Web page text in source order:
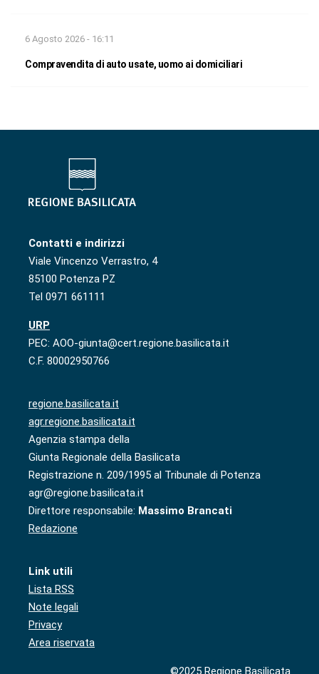
6 Agosto 2026 - 16:11
Compravendita di auto usate, uomo ai domiciliari
Contatti e indirizzi
Viale Vincenzo Verrastro, 4
85100 Potenza PZ
Tel 0971 661111
URP
PEC: AOO-giunta@cert.regione.basilicata.it
C.F. 80002950766
regione.basilicata.it
agr.regione.basilicata.it
Agenzia stampa della
Giunta Regionale della Basilicata
Registrazione n. 209/1995 al Tribunale di Potenza
agr@regione.basilicata.it
Direttore responsabile: Massimo Brancati
Redazione
Link utili
Lista RSS
Note legali
Privacy
Area riservata
©2025 Regione Basilicata